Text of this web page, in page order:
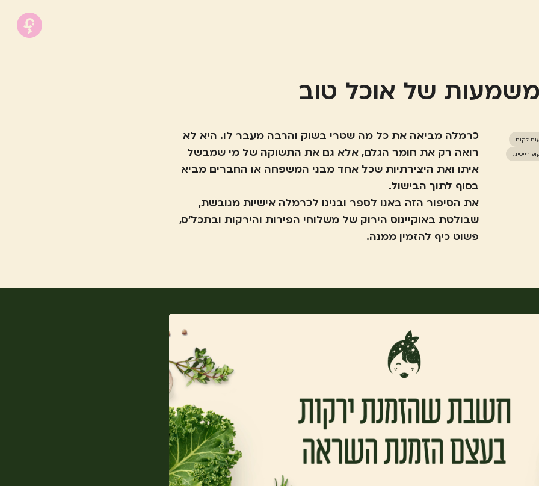
של אוכל טוב
לקוח
כרמלה מביאה את כל מה שטרי בשוק והרבה מעבר לו. היא לא
רואה רק את חומר הגלם, אלא גם את התשוקה של מי שמבשל
איתו ואת היצירתיות שכל אחד מבני המשפחה או החברים מביא
את הסיפור הזה באנו לספר ובנינו לכרמלה אישיות מגובשת,
שבולטת באוקיינוס הירוק של משלוחי הפירות והירקות ובתכל'ס,
פשוט כיף להזמין ממנה.